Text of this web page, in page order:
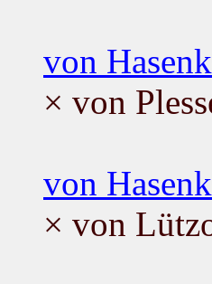
von
× von
von
× von